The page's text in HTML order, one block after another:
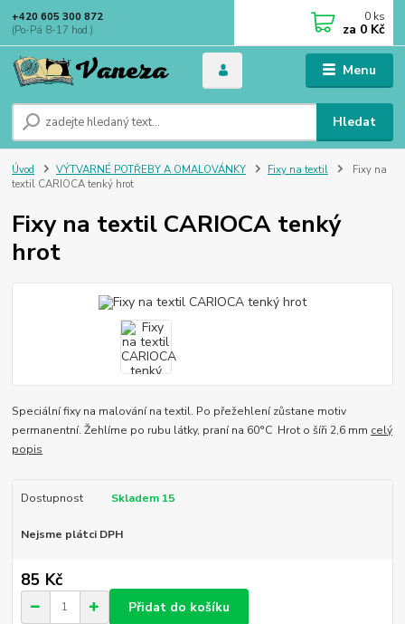
Menu
Hledat
+420 605 300 872
(Po-Pá 8-17 hod.)
0 ks
za 0 Kč
Úvod VÝTVARNÉ POTŘEBY A OMALOVÁNKY Fixy na textil
Fixy na
textil CARIOCA tenký hrot
Fixy na textil CARIOCA tenký
hrot
Speciální fixy na malování na textil. Po přežehlení zůstane motiv
permanentní. Žehlíme po rubu látky, praní na 60°C Hrot o šíři 2,6 mm celý
popis
Dostupnost Skladem 15
Nejsme plátci DPH
85 Kč
Přidat do košíku